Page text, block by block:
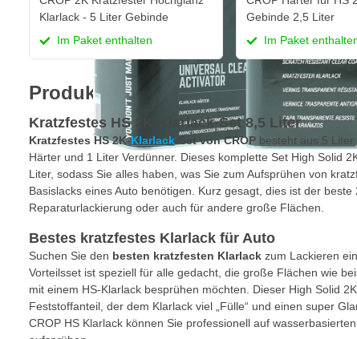
Klarlack - 5 Liter Gebinde
Im Paket enthalten
Gebinde 2,5 Liter
Im Paket
Produktinformation
Kratzfestes HS 2K-Klarlack-Set 8,5 Liter
Kratzfestes HS 2K-Klarlack -Set von CROP besteht aus 5
Härter und 1 Liter Verdünner. Dieses komplette Set High Solid
Liter, sodass Sie alles haben, was Sie zum Aufsprühen von
Basislacks eines Auto benötigen. Kurz gesagt, dies ist der
Reparaturlackierung oder auch für andere große Flächen.
Bestes kratzfestes Klarlack für Auto
Suchen Sie den besten kratzfesten Klarlack zum Lackieren
Vorteilsset ist speziell für alle gedacht, die große Flächen wie
mit einem HS-Klarlack besprühen möchten. Dieser High Solid
Feststoffanteil, der dem Klarlack viel „Fülle“ und einen super
CROP HS Klarlack können Sie professionell auf